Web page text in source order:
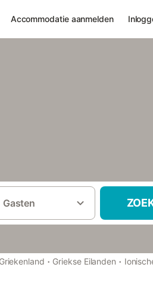
Accommodatie aanmelden
Gasten
Griekenland · Griekse Eilanden ·